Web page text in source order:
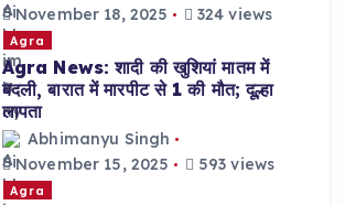
November 18, 2025
324 views
Agra
Agra News: शादी की खुशियां मातम में
बदली, बारात में मारपीट से 1 की मौत; दूल्हा
लापता
Abhimanyu Singh
November 15, 2025
593 views
Agra